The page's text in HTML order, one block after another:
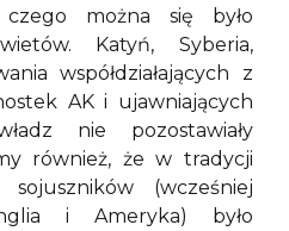
czego można się było
Katyń, Syberia,
współdziałających z
AK i ujawniających
nie pozostawiały
również, że w tradycji
sojuszników (wcześniej
i Ameryka) było